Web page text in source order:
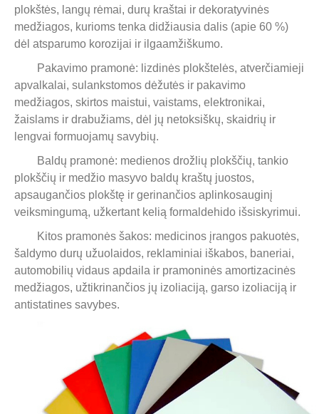
plokštės, langų rėmai, durų kraštai ir dekoratyvinės
medžiagos, kurioms tenka didžiausia dalis (apie 60 %)
dėl atsparumo korozijai ir ilgaamžiškumo.
Pakavimo pramonė: lizdinės plokštelės, atverčiamieji
apvalkalai, sulankstomos dėžutės ir pakavimo
medžiagos, skirtos maistui, vaistams, elektronikai,
žaislams ir drabužiams, dėl jų netoksiškų, skaidrių ir
lengvai formuojamų savybių.
Baldų pramonė: medienos drožlių plokščių, tankio
plokščių ir medžio masyvo baldų kraštų juostos,
apsaugančios plokštę ir gerinančios aplinkosauginį
veiksmingumą, užkertant kelią formaldehido išsiskyrimui.
Kitos pramonės šakos: medicinos įrangos pakuotės,
šaldymo durų užuolaidos, reklaminiai iškabos, baneriai,
automobilių vidaus apdaila ir pramoninės amortizacinės
medžiagos, užtikrinančios jų izoliaciją, garso izoliaciją ir
antistatines savybes.